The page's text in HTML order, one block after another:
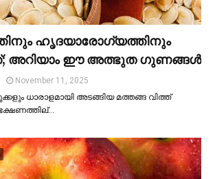
ഹൃദയാരോഗ്യത്തിനും
അറിയാം ഈ അത്ഭുത ഗുണങ്ങള്‍
November 11, 2025
ധാരാളമായി അടങ്ങിയ മത്തങ്ങ വിത്ത്